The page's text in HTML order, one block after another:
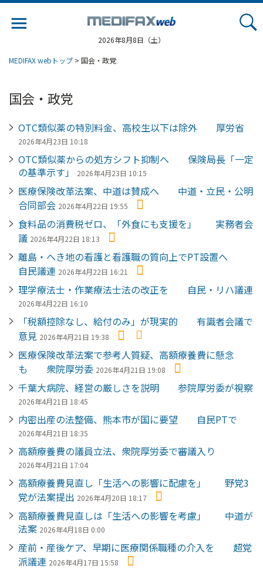
2026年8月8日（土）
MEDIFAX webトップ > 国会・政党
国会・政党
OTC類似薬の特別料金、高校生以下は除外 厚労省
2026年4月23日 10:18
OTC類似薬からの処方シフト抑制へ 保険局長「一定
の基準示す」
2026年4月23日 10:15
医療保険改革法案、中道は賛成へ 中道・立民・公明
合同部会 2026年4月22日 19:55
食料品の消費税ゼロ、「外食にも支援を」 実務者会
議 2026年4月22日 18:13
離島・へき地の看護と看護職の質向上でPT設置へ
自民議連 2026年4月22日 16:21
理学療法士・作業療法士法の改正を 自民・リハ議連
2026年4月22日 16:10
「税額控除なし、給付のみ」が現実的 有識者会議で
意見 2026年4月21日 19:38
医療保険改革法案で参考人質疑、高額療養費に懸念
も 衆院厚労委 2026年4月21日 19:08
千葉大病院、経営の厳しさを説明 参院厚労委が視察
2026年4月21日 18:45
内密出産の法整備、熊本市が国に要望 自民PTで
2026年4月21日 18:35
高額療養費の議員立法、衆院厚労委で審議入り
2026年4月21日 17:04
高額療養費見直し「生活への影響に配慮を」 野党3
党が法案提出 2026年4月20日 18:17
高額療養費見直しは「生活への影響を考慮」 中道が
法案 2026年4月18日 0:00
産前・産後ケア、早期に医療関係職種の介入を 超党
派議連 2026年4月17日 15:58